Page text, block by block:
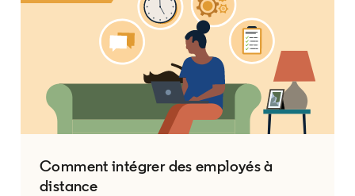
Comment intégrer des employés à
distance